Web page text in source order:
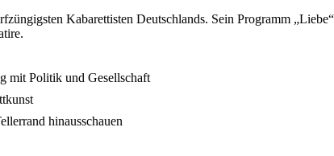
Kabarettisten Deutschlands. Sein Programm
mit Politik und Gesellschaft
hinausschauen